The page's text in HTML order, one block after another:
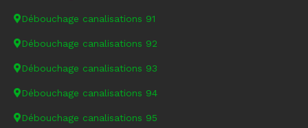
Débouchage canalisations 91
Débouchage canalisations 92
Débouchage canalisations 93
Débouchage canalisations 94
Débouchage canalisations 95